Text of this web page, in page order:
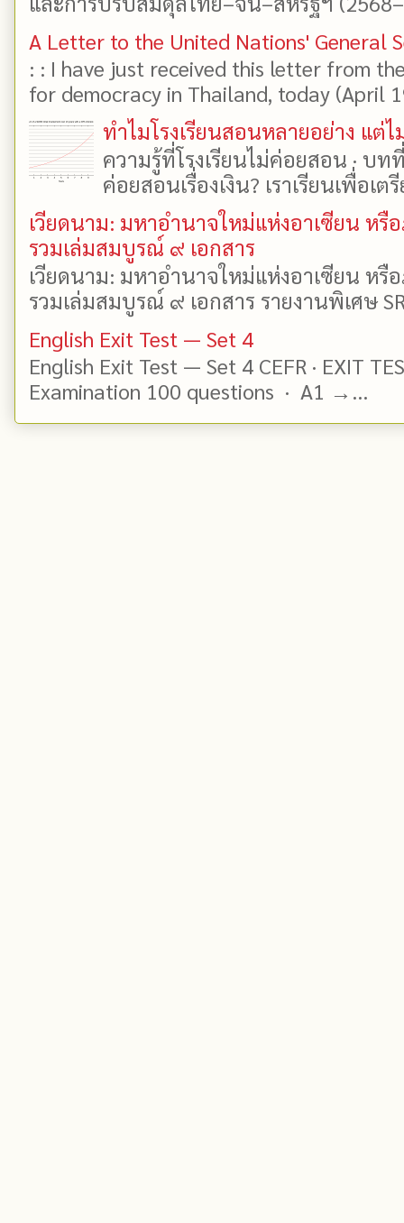
A Letter to the United Nations' General
: : I have just received this letter from
for democracy in Thailand, today (April
ทำไมโรงเรียนสอนหลายอย่าง แต่ไ
ความรู้ที่โรงเรียนไม่ค่อยสอน · บ
ค่อยสอนเรื่องเงิน? เราเรียนเพื่อเต
เวียดนาม: มหาอำนาจใหม่แห่งอาเซียน ห
รวมเล่มสมบูรณ์ ๙ เอกสาร
เวียดนาม: มหาอำนาจใหม่แห่งอาเซียน ห
รวมเล่มสมบูรณ์ ๙ เอกสาร รายงานพิเศษ
English Exit Test — Set 4
English Exit Test — Set 4 CEFR · EXIT
Examination 100 questions · A1 →...